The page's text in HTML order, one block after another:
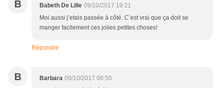
B Babeth De Lille 09/10/2017 19:21
Moi aussi j’etais passée à côté. C’est vrai que ça doit se
manger facilement ces jolies petites choses!
Répondre
B Barbara 09/10/2017 06:50